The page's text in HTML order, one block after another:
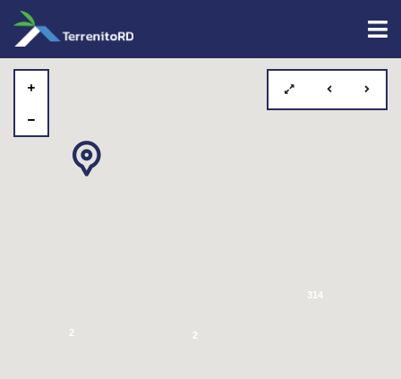
314
2 2